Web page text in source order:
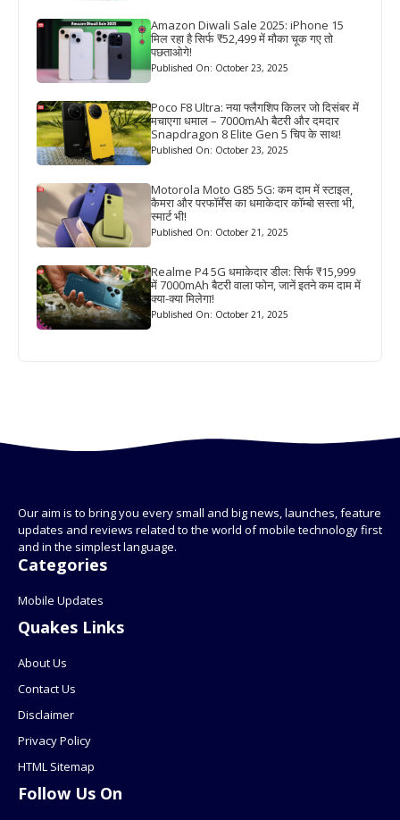
Amazon Diwali Sale 2025: iPhone 15
मिल रहा है सिर्फ ₹52,499 में मौका चूक गए तो
पछताओगे!
Published On: October 23, 2025
Poco F8 Ultra: नया फ्लैगशिप किलर जो दिसंबर में
मचाएगा धमाल – 7000mAh बैटरी और दमदार
Snapdragon 8 Elite Gen 5 चिप के साथ!
Published On: October 23, 2025
Motorola Moto G85 5G: कम दाम में स्टाइल,
कैमरा और परफॉर्मेंस का धमाकेदार कॉम्बो सस्ता भी,
स्मार्ट भी!
Published On: October 21, 2025
Realme P4 5G धमाकेदार डील: सिर्फ ₹15,999
में 7000mAh बैटरी वाला फोन, जानें इतने कम दाम में
क्या-क्या मिलेगा!
Published On: October 21, 2025
Our aim is to bring you every small and big news, launches, feature
updates and reviews related to the world of mobile technology first
and in the simplest language.
Categories
Mobile Updates
Quakes Links
About Us
Contact Us
Disclaimer
Privacy Policy
HTML Sitemap
Follow Us On